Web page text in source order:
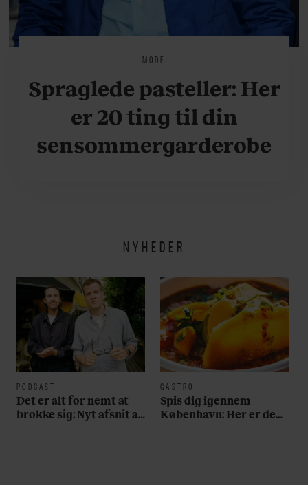
MODE
Spraglede pasteller: Her
er 20 ting til din
sensommergarderobe
NYHEDER
PODCAST
Det er alt for nemt at
brokke sig: Nyt afsnit af
GASTRO
Spis dig igennem
København: Her er de